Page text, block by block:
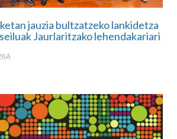
jauzia bultzatzeko lankidetza
Jaurlaritzako lehendakariari